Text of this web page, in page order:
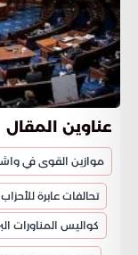
عناوين المقال
تحالفات عابرة
كواليس المناورات